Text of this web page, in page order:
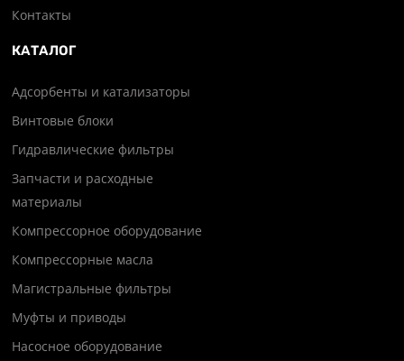
Контакты
КАТАЛОГ
Адсорбенты и катализаторы
Винтовые блоки
Гидравлические фильтры
Запчасти и расходные
материалы
Компрессорное оборудование
Компрессорные масла
Магистральные фильтры
Муфты и приводы
Насосное оборудование